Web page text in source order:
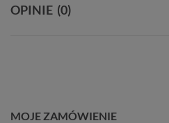
OPINIE (0)
MOJE ZAMÓWIENIE